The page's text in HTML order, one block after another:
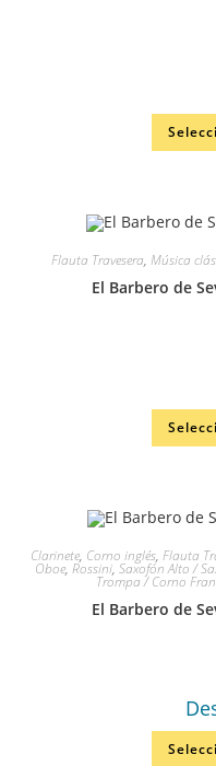
Flauta Travesera, Música
El Barbero de
Clarinete, Corno inglés, Flauta
Oboe, Rossini, Saxofón Alto /
Trompa / Corno
El Barbero de